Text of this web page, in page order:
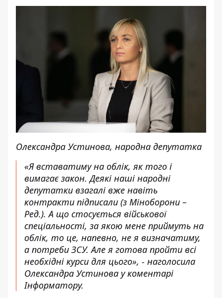
Олександра Устинова, народна депутатка
«Я вставатиму на облік, як того і
вимагає закон. Деякі наші народні
депутатки взагалі вже навіть
контракти підписали (з Міноборони –
Ред.). А що стосується військової
спеціальності, за якою мене приймуть на
облік, то це, напевно, не я визначатиму,
а потреби ЗСУ. Але я готова пройти всі
необхідні курси для цього», - наголосила
Олександра Устинова у коментарі
Інформатору.